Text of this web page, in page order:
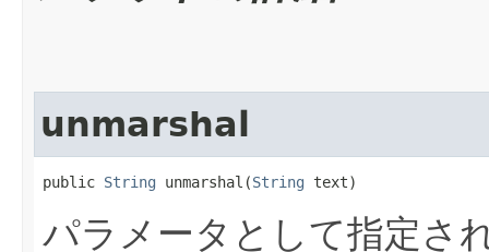
unmarshal
public String unmarshal​(String text)
パラメータとして指定さ